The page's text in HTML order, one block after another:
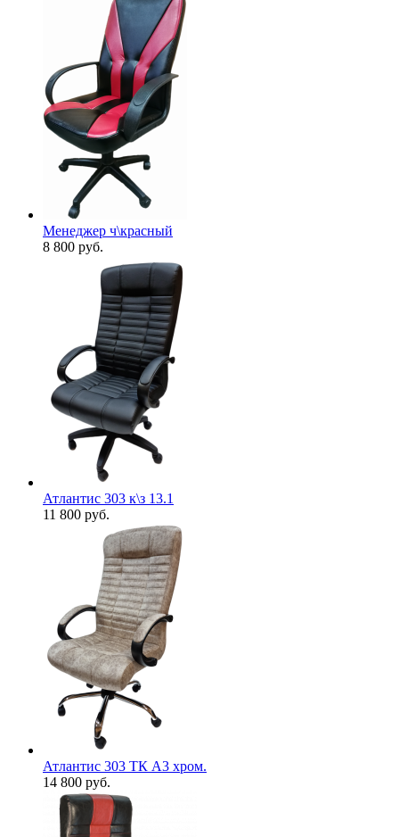
Менеджер ч\красный
8 800 руб.
Атлантис 303 к\з 13.1
11 800 руб.
Атлантис 303 ТК А3 хром.
14 800 руб.